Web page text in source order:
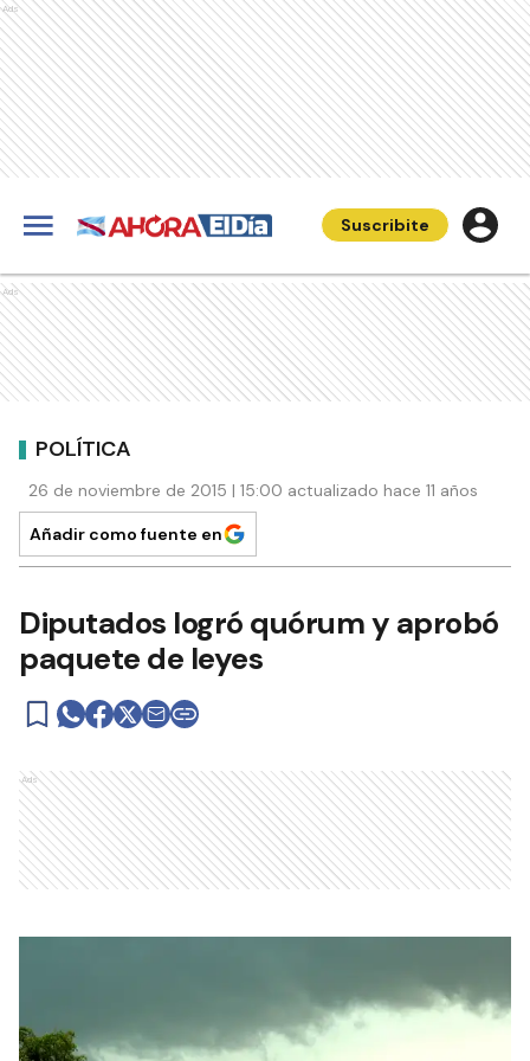
Ads
Suscribite
Ads
POLÍTICA
26 de noviembre de 2015 | 15:00 actualizado hace 11 años
Añadir como fuente en
Diputados logró quórum y aprobó
paquete de leyes
Ads